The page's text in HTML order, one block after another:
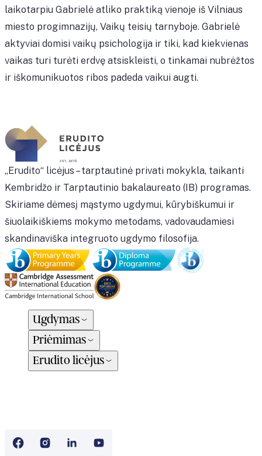
laikotarpiu Gabrielė atliko praktiką vienoje iš Vilniaus
miesto progimnazijų, Vaikų teisių tarnyboje. Gabrielė
aktyviai domisi vaikų psichologija ir tiki, kad kiekvienas
vaikas turi turėti erdvę atsiskleisti, o tinkamai nubrėžtos
ir iškomunikuotos ribos padeda vaikui augti.
„Erudito“ licėjus – tarptautinė privati mokykla, taikanti
Kembridžo ir Tarptautinio bakalaureato (IB) programas.
Skiriame dėmesį mąstymo ugdymui, kūrybiškumui ir
šiuolaikiškiems mokymo metodams, vadovaudamiesi
skandinaviška integruoto ugdymo filosofija.
Ugdymas
Priėmimas
Erudito licėjus